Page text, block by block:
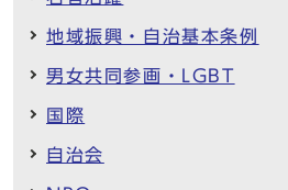
地域振興・自治基本条例
男女共同参画・LGBT
国際
自治会